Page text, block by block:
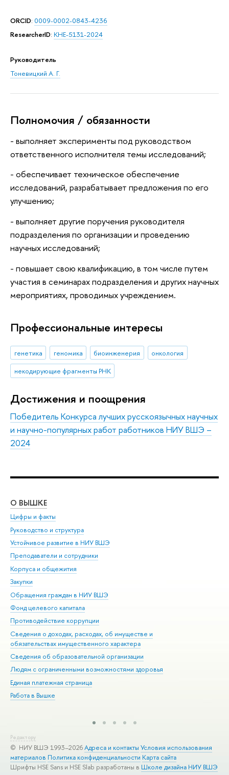
ORCID: 0009-0002-0843-4236
ResearcherID: KHE-5131-2024
Руководитель
Тоневицкий А. Г.
Полномочия / обязанности
- выполняет эксперименты под руководством
ответственного исполнителя темы исследований;
- обеспечивает техническое обеспечение
исследований, разрабатывает предложения по его
улучшению;
- выполняет другие поручения руководителя
подразделения по организации и проведению
научных исследований;
- повышает свою квалификацию, в том числе путем
участия в семинарах подразделения и других научных
мероприятиях, проводимых учреждением.
Профессиональные интересы
генетика геномика биоинженерия
онкология
некодирующие фрагменты РНК
Достижения и поощрения
Победитель Конкурса лучших русскоязычных научных
и научно-популярных работ работников НИУ ВШЭ –
2024
О ВЫШКЕ
Цифры и факты
Руководство и структура
Устойчивое развитие в НИУ ВШЭ
Преподаватели и сотрудники
Корпуса и общежития
Закупки
Обращения граждан в НИУ ВШЭ
Фонд целевого капитала
Противодействие коррупции
Сведения о доходах, расходах, об имуществе и
обязательствах имущественного характера
Сведения об образовательной организации
Людям с ограниченными возможностями здоровья
Единая платежная страница
Работа в Вышке
Редактору
© НИУ ВШЭ 1993–2026Адреса и контакты Условия использования
материалов Политика конфиденциальности Карта сайта
Шрифты HSE Sans и HSE Slab разработаны в Школе дизайна НИУ ВШЭ